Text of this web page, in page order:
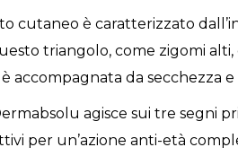
cutaneo è caratterizzato
triangolo, come zigomi
accompagnata da secchezza
agisce sui tre segni
per un’azione anti-età